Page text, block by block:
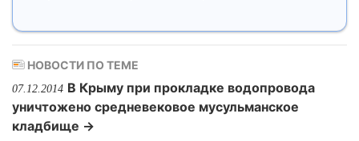
НОВОСТИ ПО ТЕМЕ
07.12.2014 В Крыму при прокладке водопровода
уничтожено средневековое мусульманское
кладбище →